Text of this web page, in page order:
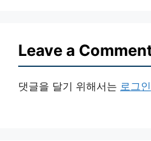
Leave a
댓글을 달기 위해서는 로그인